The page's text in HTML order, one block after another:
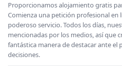
Proporcionamos alojamiento gratis
Comienza una petición profesional en
poderoso servicio. Todos los días,
mencionadas por los medios, así que
fantástica manera de destacar ante el
decisiones.